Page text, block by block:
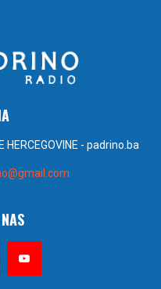
HERCEGOVINE - padrino.ba